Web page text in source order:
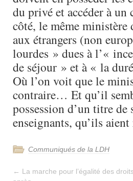
du privé et accéder à un
côté, le même ministère
aux étrangers (non
lourdes » dues à l’«
de séjour » et à « la
Où l’on voit que le
contraire… Et qu’il
possession d’un titre de
enseignants, qu’ils
Communiqués de la LDH
← La marche pour l’égalité des